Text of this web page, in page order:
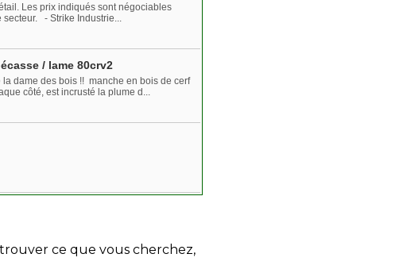
Les prix indiqués sont négociables
secteur. - Strike Industrie...
/ lame 80crv2
dame des bois !! manche en bois de cerf
côté, est incrusté la plume d...
ce que vous cherchez,